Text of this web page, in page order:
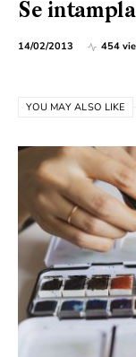
Se
14/02/2013 454
YOU MAY ALSO LIKE